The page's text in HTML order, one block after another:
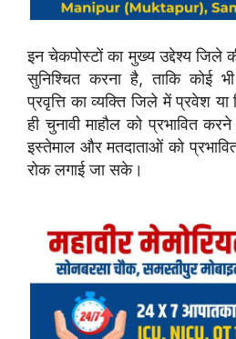
इन चेकपोस्टों का मुख्य उद्देश्य जिले
सुनिश्चित करना है, ताकि कोई
प्रवृत्ति का व्यक्ति जिले में प्रवेश
ही चुनावी माहौल को प्रभावित
इस्तेमाल और मतदाताओं को
रोक लगाई जा सके।